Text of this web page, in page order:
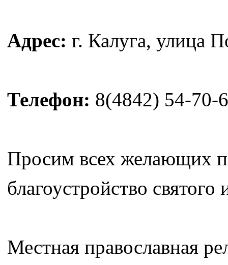
Адрес: г. Калуга, улица
Телефон: 8(4842) 54-70-
Просим всех желающих
благоустройство
Местная православная